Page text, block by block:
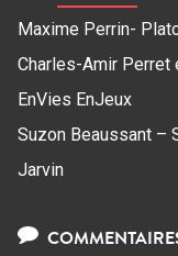
Maxime Perrin-
Charles-Amir
EnVies EnJeux
Suzon Beaussant –
Jarvin